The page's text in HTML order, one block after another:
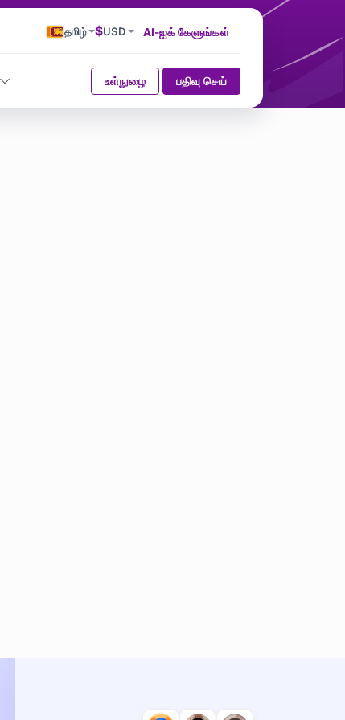
தமிழ் $USD AI-ஐக் கேளுங்கள்
உள்நுழை பதிவு செய்